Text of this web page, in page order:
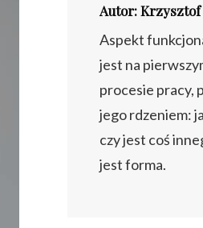
Autor: Krzysztof
Aspekt
jest na
procesie pracy,
jego rdzeniem:
czy jest coś
jest forma.